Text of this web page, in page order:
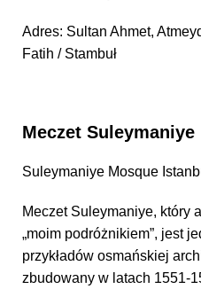
Adres: Sultan Ahmet,
Fatih / Stambuł
Meczet Suleymaniye
Suleymaniye Mosque
Meczet Suleymaniye, który
„moim podróżnikiem”, jest
przykładów osmańskiej
zbudowany w latach 1551-